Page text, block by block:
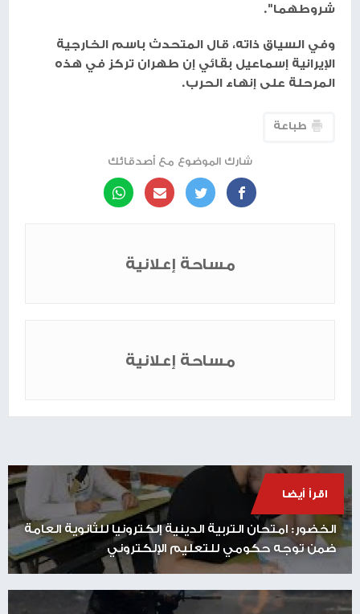
شروطهما".
وفي السياق ذاته، قال المتحدث باسم الخارجية
الإيرانية إسماعيل بقائي إن طهران تركز في هذه
المرحلة على إنهاء الحرب.
طباعة
شارك الموضوع مع أصدقائك
مساحة إعلانية
مساحة إعلانية
اقرأ أيضا
الخضور: امتحان التربية الدينية إلكترونيا للثانوية العامة
ضمن توجه حكومي للتعليم الإلكتروني